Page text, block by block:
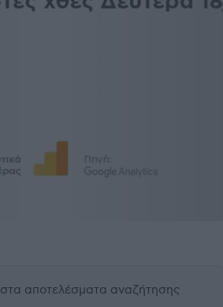
στα αποτελέσματα αναζήτησης